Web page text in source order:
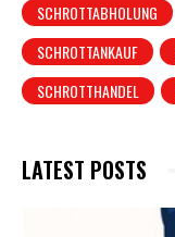
SCHROTTABHOLUNG
SCHROTTANKAUF
SCHROTTHANDEL
LATEST POSTS